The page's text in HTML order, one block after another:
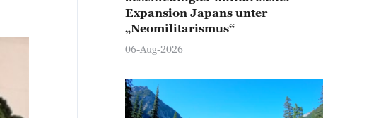
Expansion Japans unter
„Neomilitarismus“
06-Aug-2026